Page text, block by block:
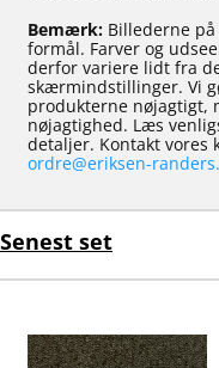
Bemærk: Billederne
formål. Farver og
derfor variere lidt fra
skærmindstillinger. Vi
produkterne nøjagtigt,
nøjagtighed. Læs
detaljer. Kontakt vores
ordre@eriksen-
Senest set